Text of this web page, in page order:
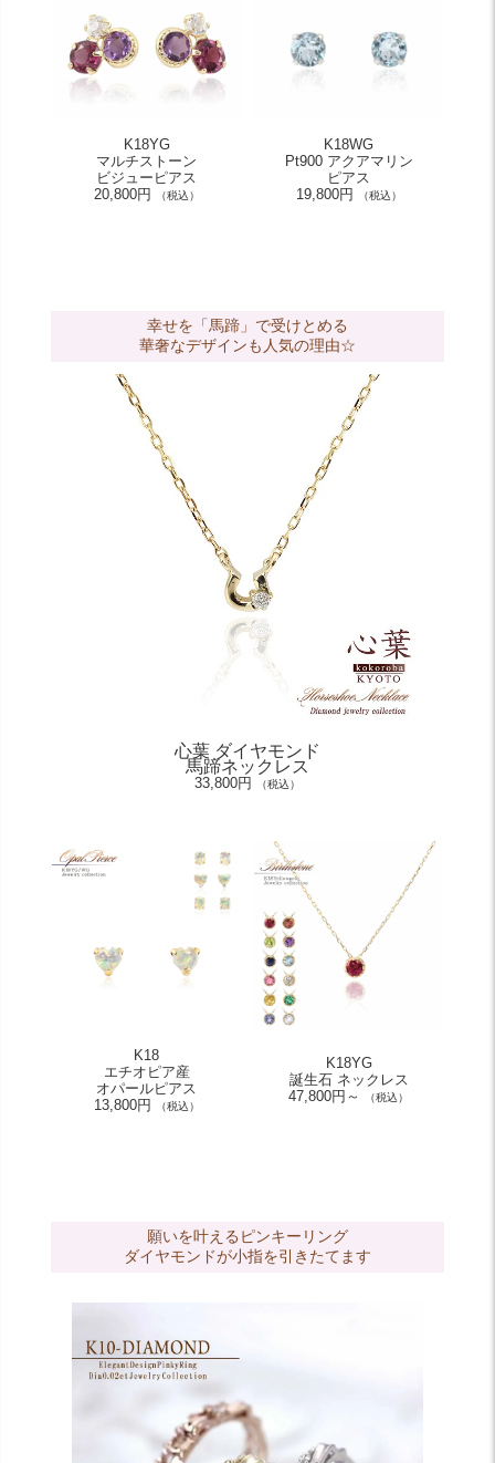
K18YG
マルチストーン
ビジューピアス
20,800円
（税込）
K18WG
Pt900 アクアマリン
ピアス
19,800円
（税込）
幸せを「馬蹄」で受けとめる
華奢なデザインも人気の理由☆
心葉 ダイヤモンド
馬蹄ネックレス
33,800円 （税込）
K18
エチオピア産
オパールピアス
13,800円
（税込）
K18YG
誕生石 ネックレス
47,800円～
（税込）
願いを叶えるピンキーリング
ダイヤモンドが小指を引きたてます